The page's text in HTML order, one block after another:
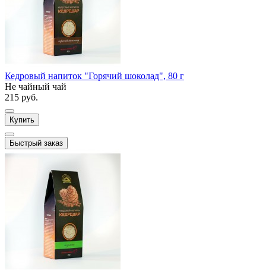
Кедровый напиток "Горячий шоколад", 80 г
Не чайный чай
215 руб.
Купить
Быстрый заказ